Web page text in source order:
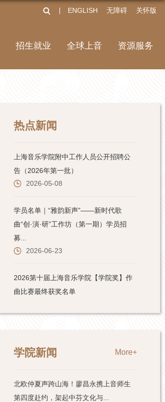
ENGLISH 无障碍 关怀版
招生就业 全球上音 资源服务
热点新闻
学院新闻 More+
北欧仲夏声跨山海！廖昌永携上音师生
第四度赴约，架起中芬文化与...